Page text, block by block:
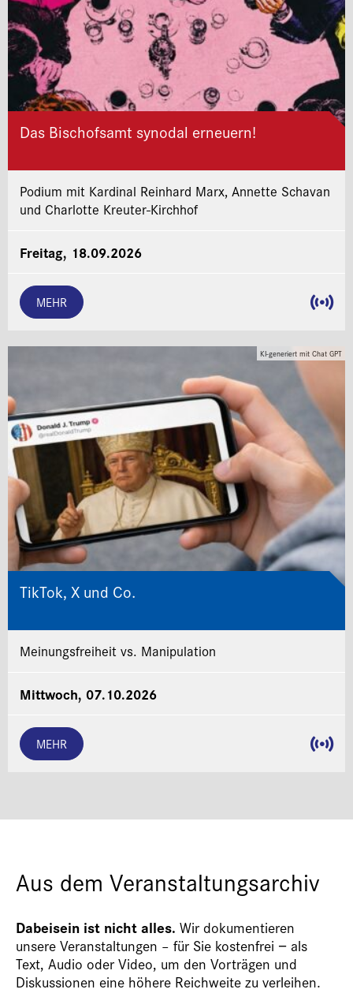
Das Bischofsamt synodal erneuern!
Podium mit Kardinal Reinhard Marx, Annette Schavan
und Charlotte Kreuter-Kirchhof
Freitag, 18.09.2026
MEHR
KI-generiert mit Chat GPT
TikTok, X und Co.
Meinungsfreiheit vs. Manipulation
Mittwoch, 07.10.2026
MEHR
Aus dem Veranstaltungsarchiv
Dabeisein ist nicht alles. Wir dokumentieren
unsere Veranstaltungen – für Sie kostenfrei − als
Text, Audio oder Video, um den Vorträgen und
Diskussionen eine höhere Reichweite zu verleihen.